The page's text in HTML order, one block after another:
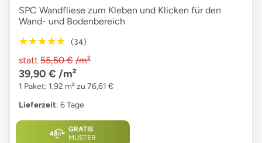
SPC Wandfliese zum Kleben und Klicken für den
Wand- und Bodenbereich
★★★★★
★★★★★ (34)
statt 55,50 € /m²
39,90 € /m²
1 Paket: 1,92 m² zu 76,61 €
Lieferzeit: 6 Tage
GRATIS
MUSTER